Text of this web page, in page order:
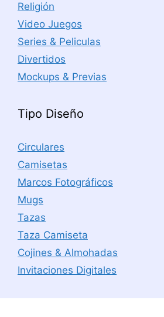
Religión
Video Juegos
Series & Peliculas
Divertidos
Mockups & Previas
Tipo Diseño
Circulares
Camisetas
Marcos Fotográficos
Mugs
Tazas
Taza Camiseta
Cojines & Almohadas
Invitaciones Digitales